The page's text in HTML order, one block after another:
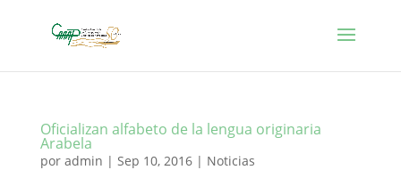
Oficializan alfabeto de la lengua originaria
Arabela
por admin | Sep 10, 2016| Noticias